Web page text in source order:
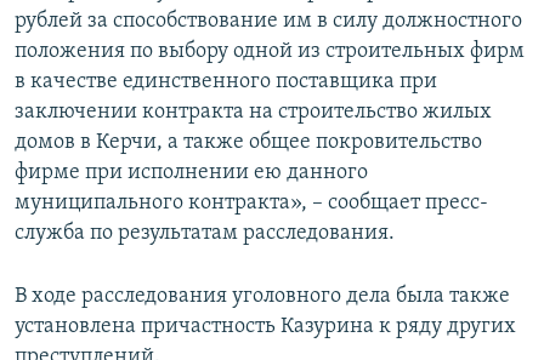
рублей за способствование им в силу должностного
положения по выбору одной из строительных фирм
в качестве единственного поставщика при
заключении контракта на строительство жилых
домов в Керчи, а также общее покровительство
фирме при исполнении ею данного
муниципального контракта», – сообщает пресс-
служба по результатам расследования.
В ходе расследования уголовного дела была также
установлена причастность Казурина к ряду других